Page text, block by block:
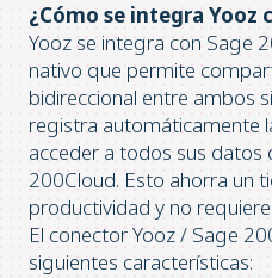
¿Cómo se integra Yooz
Yooz se integra con Sage
nativo que permite
bidireccional entre ambos
registra automáticamente
acceder a todos sus datos
200Cloud. Esto ahorra un
productividad y no
El conector Yooz / Sage
siguientes características: